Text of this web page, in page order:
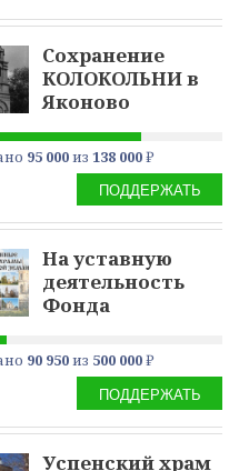
Сохранение
КОЛОКОЛЬНИ в
Яконово
95 000из138 000₽
ПОДДЕРЖАТЬ
На уставную
деятельность
Фонда
90 950из 500 000₽
ПОДДЕРЖАТЬ
Успенский храм